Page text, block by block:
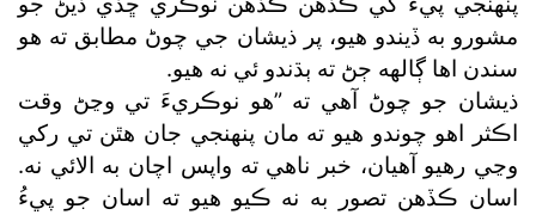
مشورو به ڏيندو هيو، پر ذيشان جي چوڻ مطابق ته هو
سندن اها ڳالهه ڄڻ ته ٻڌندو ئي نه هيو.
ذيشان جو چوڻ آهي ته ”هو نوڪريءَ تي وڃڻ وقت
اڪثر اهو چوندو هيو ته مان پنهنجي جان هٿن تي رکي
وڃي رهيو آهيان، خبر ناهي ته واپس اچان به الائي نه.
اسان ڪڏهن تصور به نه ڪيو هيو ته اسان جو پيءُ